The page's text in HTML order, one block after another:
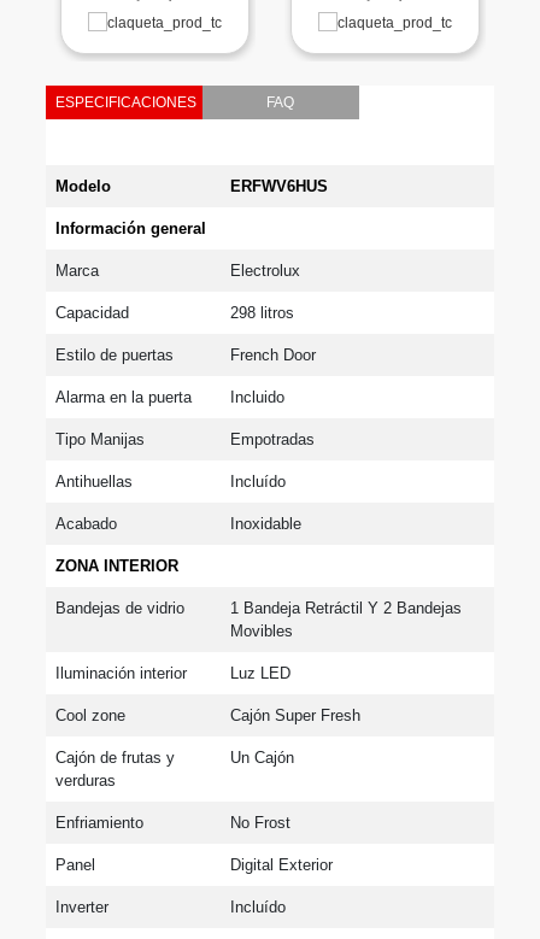
ESPECIFICACIONES FAQ
Modelo ERFWV6HUS
Información general
Marca Electrolux
Capacidad 298 litros
Estilo de puertas French Door
Alarma en la puerta Incluido
Tipo Manijas Empotradas
Antihuellas Incluído
Acabado Inoxidable
ZONA INTERIOR
Bandejas de vidrio
1 Bandeja Retráctil Y 2 Bandejas
Movibles
Iluminación interior Luz LED
Cool zone Cajón Super Fresh
Cajón de frutas y
verduras
Un Cajón
Enfriamiento No Frost
Panel Digital Exterior
Inverter Incluído